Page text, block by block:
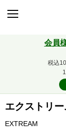
会員
税込
エクストリ
EXTREAM